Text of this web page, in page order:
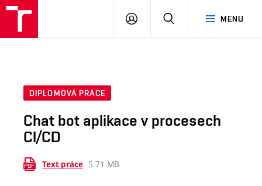
MENU
PŘIHLÁSIT
DIPLOMOVÁ PRÁCE
Chat bot aplikace v procesech
CI/CD
Text práce 5.71 MB